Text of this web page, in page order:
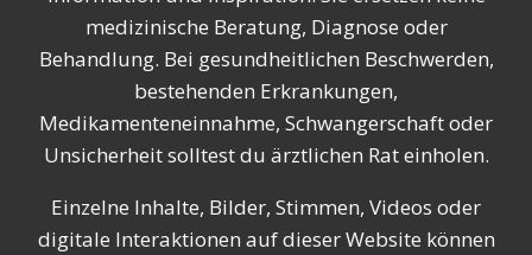
medizinische Beratung, Diagnose oder
Behandlung. Bei gesundheitlichen Beschwerden,
bestehenden Erkrankungen,
Medikamenteneinnahme, Schwangerschaft oder
Unsicherheit solltest du ärztlichen Rat einholen.
Einzelne Inhalte, Bilder, Stimmen, Videos oder
digitale Interaktionen auf dieser Website können